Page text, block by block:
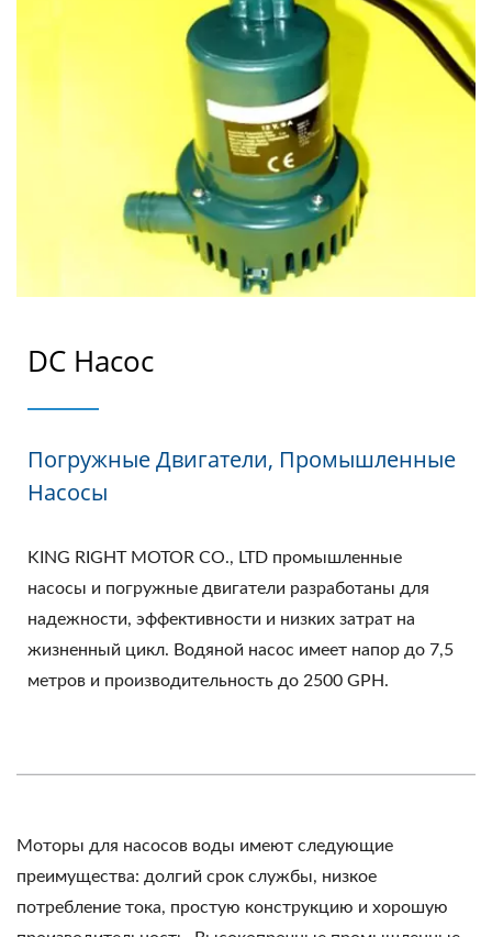
DC Насос
Погружные Двигатели, Промышленные
Насосы
KING RIGHT MOTOR CO., LTD промышленные
насосы и погружные двигатели разработаны для
надежности, эффективности и низких затрат на
жизненный цикл. Водяной насос имеет напор до 7,5
метров и производительность до 2500 GPH.
Моторы для насосов воды имеют следующие
преимущества: долгий срок службы, низкое
потребление тока, простую конструкцию и хорошую